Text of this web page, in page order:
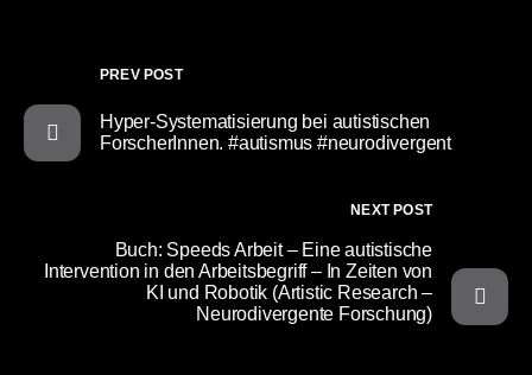
PREV POST
Hyper-Systematisierung bei autistischen
ForscherInnen. #autismus #neurodivergent
NEXT POST
Buch: Speeds Arbeit – Eine autistische
Intervention in den Arbeitsbegriff – In Zeiten von
KI und Robotik (Artistic Research –
Neurodivergente Forschung)